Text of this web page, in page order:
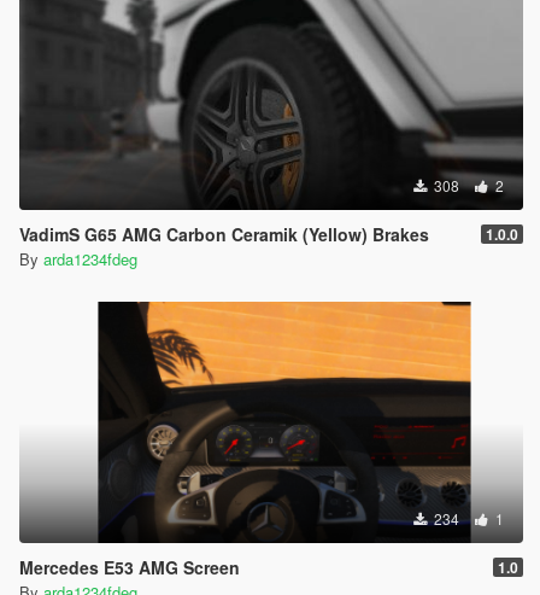
308 2
VadimS G65 AMG Carbon Ceramik (Yellow) Brakes 1.0.0
By arda1234fdeg
234 1
Mercedes E53 AMG Screen 1.0